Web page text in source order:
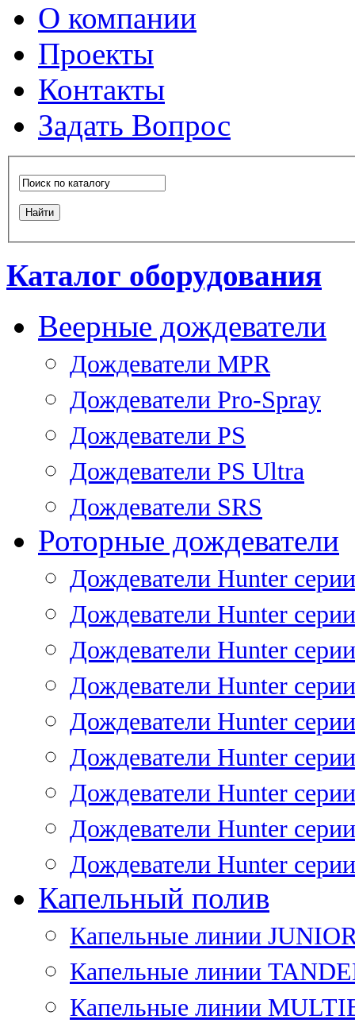
О компании
Проекты
Контакты
Задать Вопрос
Каталог оборудования
Веерные дождеватели
Дождеватели MPR
Дождеватели Pro-Spray
Дождеватели PS
Дождеватели PS Ultra
Дождеватели SRS
Роторные дождеватели
Дождеватели Hunter
Дождеватели Hunter
Дождеватели Hunter
Дождеватели Hunter
Дождеватели Hunter
Дождеватели Hunter
Дождеватели Hunter
Дождеватели Hunter
Дождеватели Hunter
Капельный полив
Капельные линии
Капельные линии
Капельные линии